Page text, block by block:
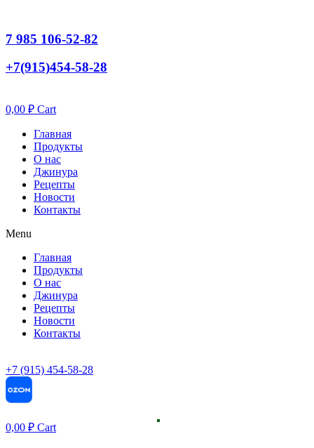
7 985 106-52-82
+7(915)454-58-28
0,00 ₽ Cart
Главная
Продукты
О нас
Джинура
Рецепты
Новости
Контакты
Menu
Главная
Продукты
О нас
Джинура
Рецепты
Новости
Контакты
+7 (915) 454-58-28
0,00 ₽ Cart